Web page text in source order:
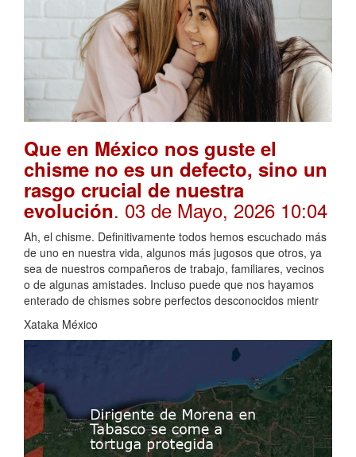
Que en México nos guste el
chisme no es un defecto, sino un
rasgo crucial de nuestra
evolución. 03 de Mayo, 2026 10:04
Ah, el chisme. Definitivamente todos hemos escuchado más
de uno en nuestra vida, algunos más jugosos que otros, ya
sea de nuestros compañeros de trabajo, familiares, vecinos
o de algunas amistades. Incluso puede que nos hayamos
enterado de chismes sobre perfectos desconocidos mientr
Xataka México